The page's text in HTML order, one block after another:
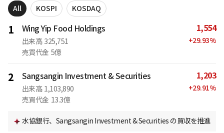
All KOSPI KOSDAQ
1 Wing Yip Food Holdings
出来高 325,751
売買代金 5億
1,554
+29.93%
2 Sangsangin Investment & Securities
出来高 1,103,890
売買代金 13.3億
1,203
+29.91%
水協銀行、Sangsangin Investment & Securities の買収を推進